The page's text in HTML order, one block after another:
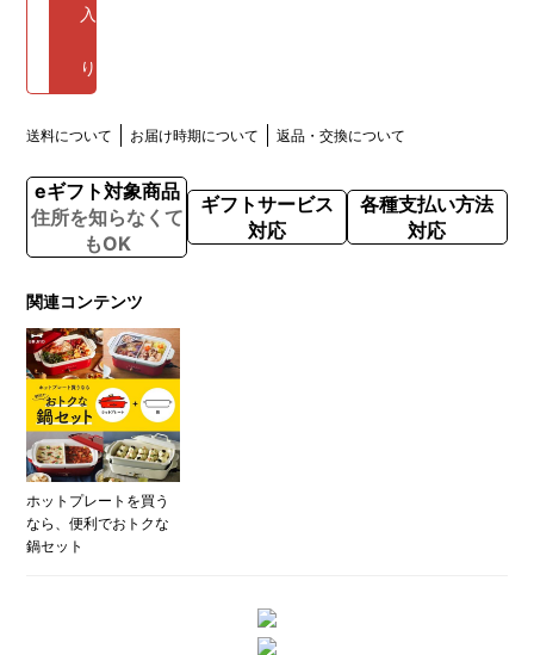
入
り
送料について お届け時期について 返品・交換について
eギフト対象商品
住所を知らなくて
もOK
ギフトサービス
対応
各種支払い方法
対応
関連コンテンツ
ホットプレートを買う
なら、便利でおトクな
鍋セット